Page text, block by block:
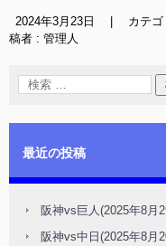
2024年3月23日 カテ
稿者 : 管理人
最近の投稿
阪神vs巨人(2025年8月
阪神vs中日(2025年8月